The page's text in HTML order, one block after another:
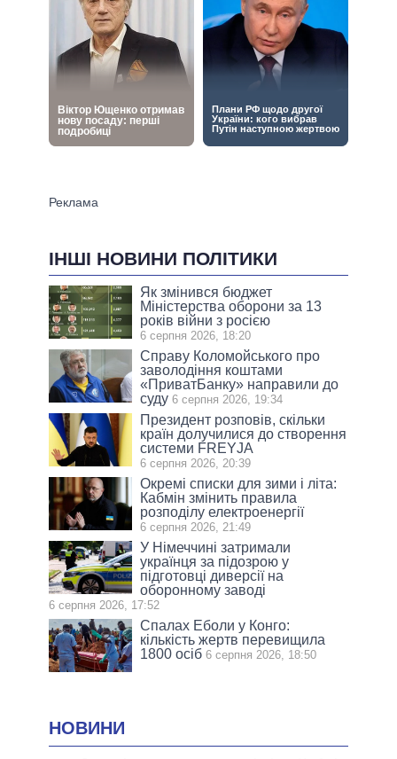
ІНШІ НОВИНИ ПОЛІТИКИ
Як змінився бюджет
Міністерства оборони за 13
років війни з росією
6 серпня 2026, 18:20
Справу Коломойського про
заволодіння коштами
«ПриватБанку» направили до
суду 6 серпня 2026, 19:34
Президент розповів, скільки
країн долучилися до створення
системи FREYJA
6 серпня 2026, 20:39
Окремі списки для зими і літа:
Кабмін змінить правила
розподілу електроенергії
6 серпня 2026, 21:49
У Німеччині затримали
українця за підозрою у
підготовці диверсії на
оборонному заводі
6 серпня 2026, 17:52
Спалах Еболи у Конго:
кількість жертв перевищила
1800 осіб 6 серпня 2026, 18:50
НОВИНИ